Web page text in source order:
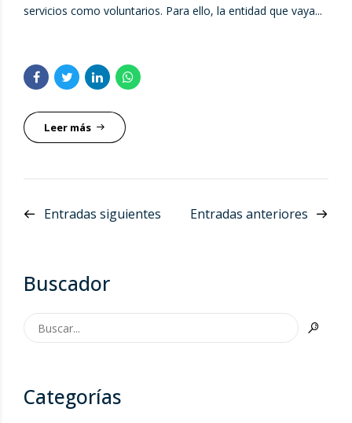
servicios como voluntarios. Para ello, la entidad que vaya...
Leer más
Entradas siguientes Entradas anteriores
Buscador
Categorías